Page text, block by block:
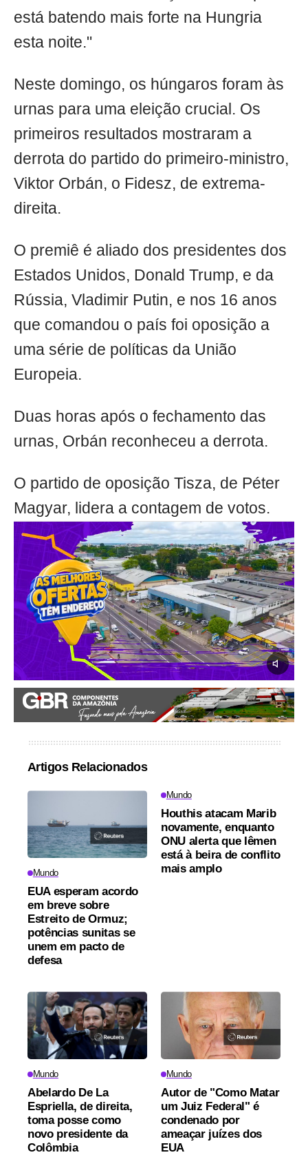
está batendo mais forte na Hungria
esta noite."
Neste domingo, os húngaros foram às
urnas para uma eleição crucial. Os
primeiros resultados mostraram a
derrota do partido do primeiro-ministro,
Viktor Orbán, o Fidesz, de extrema-
direita.
O premiê é aliado dos presidentes dos
Estados Unidos, Donald Trump, e da
Rússia, Vladimir Putin, e nos 16 anos
que comandou o país foi oposição a
uma série de políticas da União
Europeia.
Duas horas após o fechamento das
urnas, Orbán reconheceu a derrota.
O partido de oposição Tisza, de Péter
Magyar, lidera a contagem de votos.
Artigos Relacionados
Mundo
EUA esperam acordo
em breve sobre
Estreito de Ormuz;
potências sunitas se
unem em pacto de
defesa
Mundo
Houthis atacam Marib
novamente, enquanto
ONU alerta que Iêmen
está à beira de conflito
mais amplo
Mundo
Abelardo De La
Espriella, de direita,
toma posse como
novo presidente da
Colômbia
Mundo
Autor de "Como Matar
um Juiz Federal" é
condenado por
ameaçar juízes dos
EUA